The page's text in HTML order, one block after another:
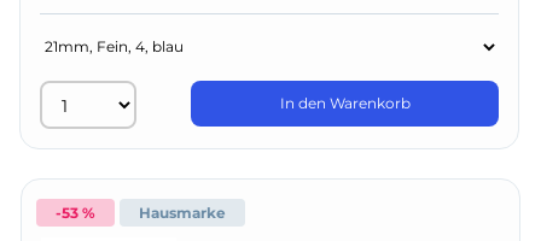
In den Warenkorb
-53 % Hausmarke